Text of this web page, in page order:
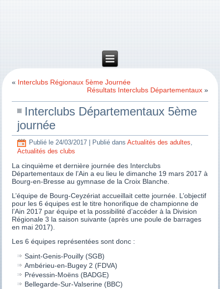
« Interclubs Régionaux 5ème Journée
Résultats Interclubs Départementaux»
Interclubs Départementaux 5ème
journée
Publié le 24/03/2017 Publié dans Actualités des adultes,
Actualités des clubs
La cinquième et dernière journée des Interclubs
Départementaux de l’Ain a eu lieu le dimanche 19 mars 2017 à
Bourg-en-Bresse au gymnase de la Croix Blanche.
L’équipe de Bourg-Ceyzériat accueillait cette journée. L’objectif
pour les 6 équipes est le titre honorifique de championne de
l’Ain 2017 par équipe et la possibilité d’accéder à la Division
Régionale 3 la saison suivante (après une poule de barrages
en mai 2017).
Les 6 équipes représentées sont donc :
Saint-Genis-Pouilly (SGB)
Ambérieu-en-Bugey 2 (FDVA)
Prévessin-Moëns (BADGE)
Bellegarde-Sur-Valserine (BBC)